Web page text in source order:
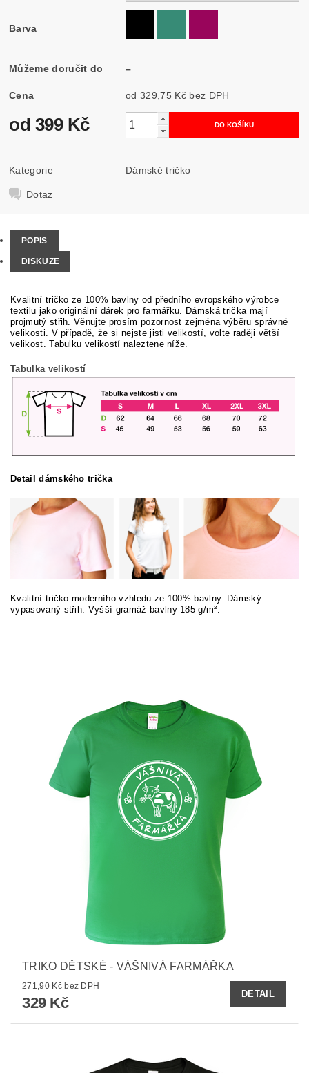
Barva
Můžeme doručit do –
Cena od 329,75 Kč bez DPH
od 399 Kč
Kategorie Dámské tričko
Dotaz
POPIS
DISKUZE
Kvalitní tričko ze 100% bavlny od předního evropského výrobce
textilu jako originální dárek pro farmářku. Dámská trička mají
projmutý střih. Věnujte prosím pozornost zejména výběru správné
velikosti. V případě, že si nejste jisti velikostí, volte raději větší
velikost. Tabulku velikostí naleztene níže.
Tabulka velikostí
Detail dámského trička
Kvalitní tričko moderního vzhledu ze 100% bavlny. Dámský
vypasovaný střih. Vyšší gramáž bavlny 185 g/m².
TRIKO DĚTSKÉ - VÁŠNIVÁ FARMÁŘKA
271,90 Kč bez DPH
329 Kč
DETAIL